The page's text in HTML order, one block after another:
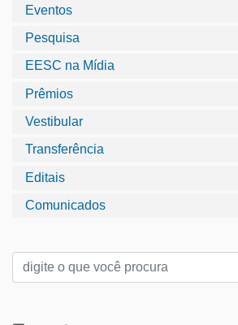
Eventos
Pesquisa
EESC na Mídia
Prêmios
Vestibular
Transferência
Editais
Comunicados